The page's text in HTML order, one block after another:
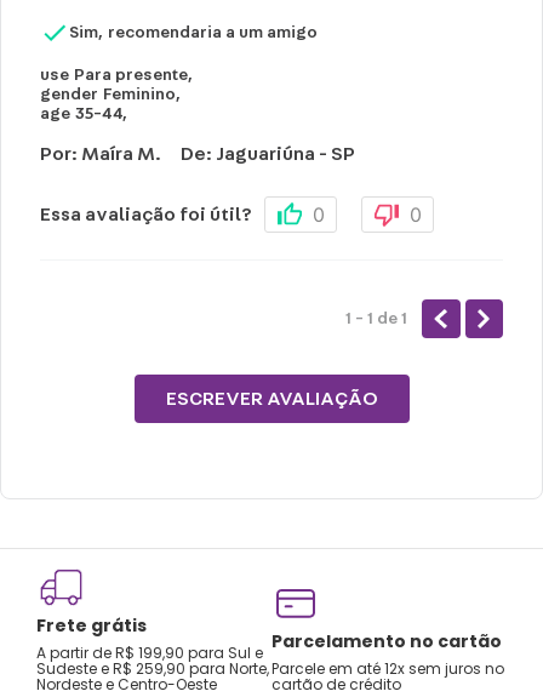
Sim, recomendaria a um amigo
use Para presente,
gender Feminino,
age 35-44,
Por: Maíra M. De: Jaguariúna - SP
Essa avaliação foi útil? 0 0
1 - 1 de 1
ESCREVER AVALIAÇÃO
Frete grátis
A partir de R$ 199,90 para Sul e
Sudeste e R$ 259,90 para Norte,
Nordeste e Centro-Oeste
Parcelamento no cartão
Parcele em até 12x sem juros no
cartão de crédito